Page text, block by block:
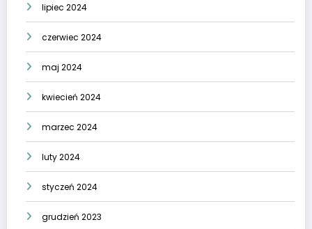
lipiec 2024
czerwiec 2024
maj 2024
kwiecień 2024
marzec 2024
luty 2024
styczeń 2024
grudzień 2023